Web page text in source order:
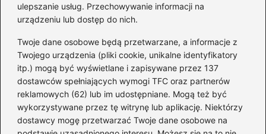
ulepszanie usług. Przechowywanie informacji na
urządzeniu lub dostęp do nich.
Twoje dane osobowe będą przetwarzane, a informacje z
Twojego urządzenia (pliki cookie, unikalne identyfikatory
itp.) mogą być wyświetlane i zapisywane przez 137
dostawców spełniających wymogi TFC oraz partnerów
reklamowych (62) lub im udostępniane. Mogą też być
wykorzystywane przez tę witrynę lub aplikację. Niektórzy
dostawcy mogę przetwarzać Twoje dane osobowe na
Odkryj inne książki autora
„Jaś i Małgosia”, które
musisz przeczytać
Odkrywając magiczny